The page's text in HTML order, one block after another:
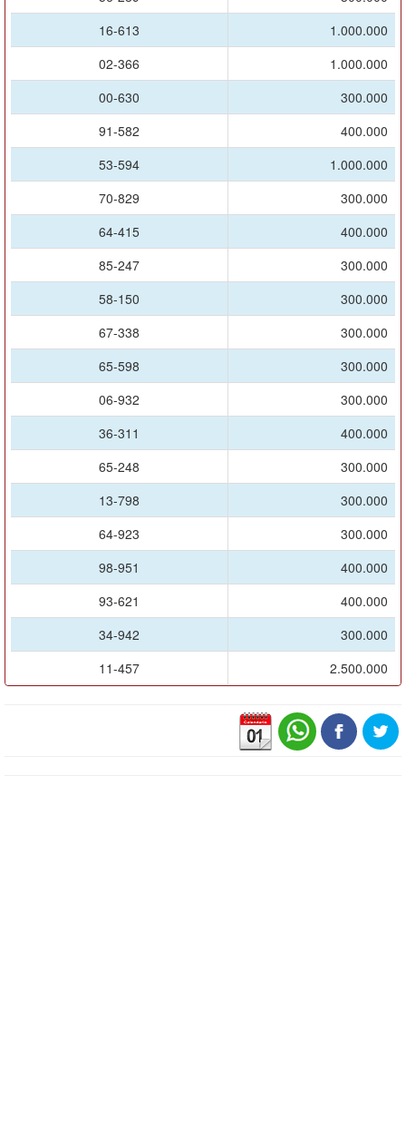
16-613
1.000.000
02-366
1.000.000
00-630
300.000
91-582
400.000
53-594
1.000.000
70-829
300.000
64-415
400.000
85-247
300.000
58-150
300.000
67-338
300.000
65-598
300.000
06-932
300.000
36-311
400.000
65-248
300.000
13-798
300.000
64-923
300.000
98-951
400.000
93-621
400.000
34-942
300.000
11-457
2.500.000